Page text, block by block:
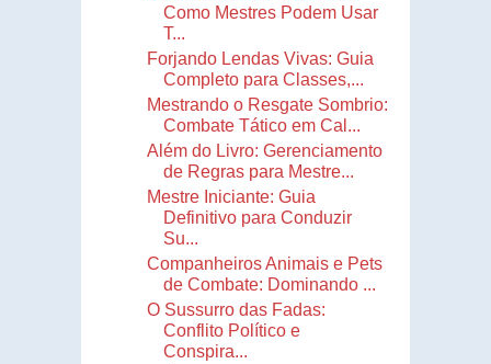
Como Mestres Podem Usar
T...
Forjando Lendas Vivas: Guia
Completo para Classes,...
Mestrando o Resgate Sombrio:
Combate Tático em Cal...
Além do Livro: Gerenciamento
de Regras para Mestre...
Mestre Iniciante: Guia
Definitivo para Conduzir
Su...
Companheiros Animais e Pets
de Combate: Dominando ...
O Sussurro das Fadas:
Conflito Político e
Conspira...